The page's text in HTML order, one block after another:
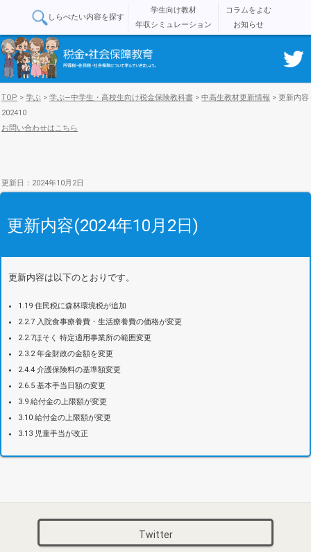
しらべたい内容を探す
学生向け教材
コラムをよむ
年収シミュレーション
お知らせ
TOP > 学ぶ > 学ぶ―中学生・高校生向け税金保険教科書 > 中高生教材更新情報 > 更新内容
202410
お問い合わせはこちら
更新日：2024年10月2日
更新内容(2024年10月2日)
更新内容は以下のとおりです。
1.19 住民税に森林環境税が追加
2.2.7 入院食事療養費・生活療養費の価格が変更
2.2.7ほそく 特定適用事業所の範囲変更
2.3.2 年金財政の金額を変更
2.4.4 介護保険料の基準額変更
2.6.5 基本手当日額の変更
3.9 給付金の上限額が変更
3.10 給付金の上限額が変更
3.13 児童手当が改正
Twitter